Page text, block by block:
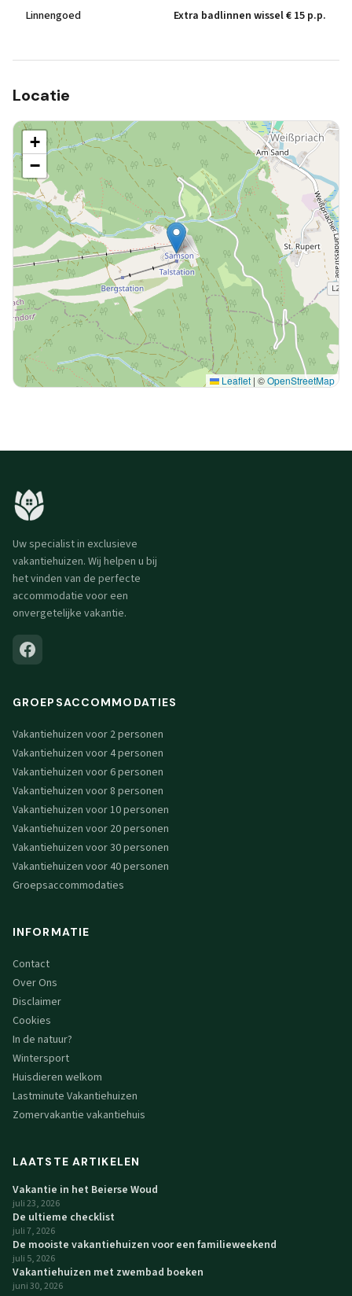
Linnengoed Extra badlinnen wissel € 15 p.p.
Locatie
+
−
Leaflet | ©OpenStreetMap
Uw specialist in exclusieve
vakantiehuizen. Wij helpen u bij
het vinden van de perfecte
accommodatie voor een
onvergetelijke vakantie.
GROEPSACCOMMODATIES
Vakantiehuizen voor 2 personen
Vakantiehuizen voor 4 personen
Vakantiehuizen voor 6 personen
Vakantiehuizen voor 8 personen
Vakantiehuizen voor 10 personen
Vakantiehuizen voor 20 personen
Vakantiehuizen voor 30 personen
Vakantiehuizen voor 40 personen
Groepsaccommodaties
INFORMATIE
Contact
Over Ons
Disclaimer
Cookies
In de natuur?
Wintersport
Huisdieren welkom
Lastminute Vakantiehuizen
Zomervakantie vakantiehuis
LAATSTE ARTIKELEN
Vakantie in het Beierse Woud
juli 23, 2026
De ultieme checklist
juli 7, 2026
De mooiste vakantiehuizen voor een familieweekend
juli 5, 2026
Vakantiehuizen met zwembad boeken
juni 30, 2026